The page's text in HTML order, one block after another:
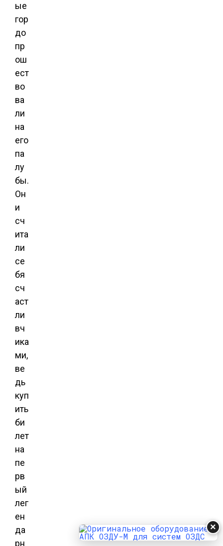
ые
гор
до
пр
ош
ест
во
ва
ли
на
его
па
лу
бы.
Он
и
сч
ита
ли
се
бя
сч
аст
ли
вч
ика
ми,
ве
дь
куп
ить
би
лет
на
пе
рв
ый
лег
ен
да
рн
×